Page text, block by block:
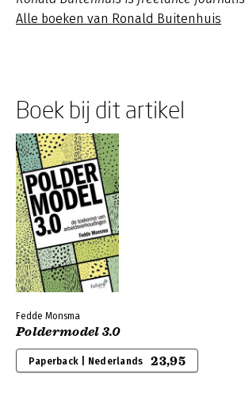
Alle boeken van Ronald Buitenhuis
Boek bij dit artikel
Fedde Monsma
Poldermodel 3.0
Paperback | Nederlands 23,95